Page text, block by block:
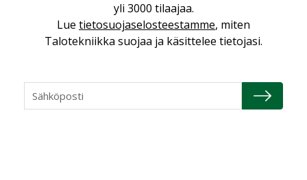
NÄKÖKULMIA
Puheista tekoihin – uusin teknologia
käyttöön kiinteistöissä
KOLUMNI
yli 3000 tilaajaa.
Lue tietosuojaselosteestamme, miten
Talotekniikka suojaa ja käsittelee tietojasi.